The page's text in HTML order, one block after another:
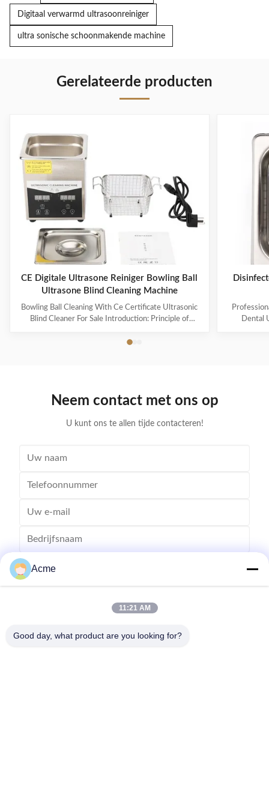
Digitaal verwarmd ultrasoonreiniger
ultra sonische schoonmakende machine
Gerelateerde producten
CE Digitale Ultrasone Reiniger Bowling Ball
Ultrasone Blind Cleaning Machine
Bowling Ball Cleaning With Ce Certificate Ultrasonic
Blind Cleaner For Sale Introduction: Principle of
from ultrasonic generator is transformed into high
tens of thousands of tiny bubbles with diameters of
Dental
Neem contact met ons op
U kunt ons te allen tijde contacteren!
Verzend
Acme
11:21 AM
Good day, what product are you looking for?